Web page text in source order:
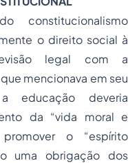
do constitucionalismo
o direito social à
legal com a
mencionava em seu
educação deveria
da “vida moral e
o “espírito
uma obrigação dos